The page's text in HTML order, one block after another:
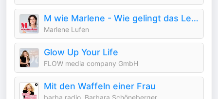
M wie Marlene - Wie gelingt das Leben?
Marlene Lufen
Glow Up Your Life
FLOW media company GmbH
Mit den Waffeln einer Frau
barba radio, Barbara Schöneberger